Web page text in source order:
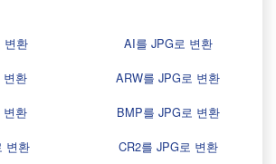
변환
AI를 JPG로 변환
변환
ARW를 JPG로 변환
변환
BMP를 JPG로 변환
변환
CR2를 JPG로 변환